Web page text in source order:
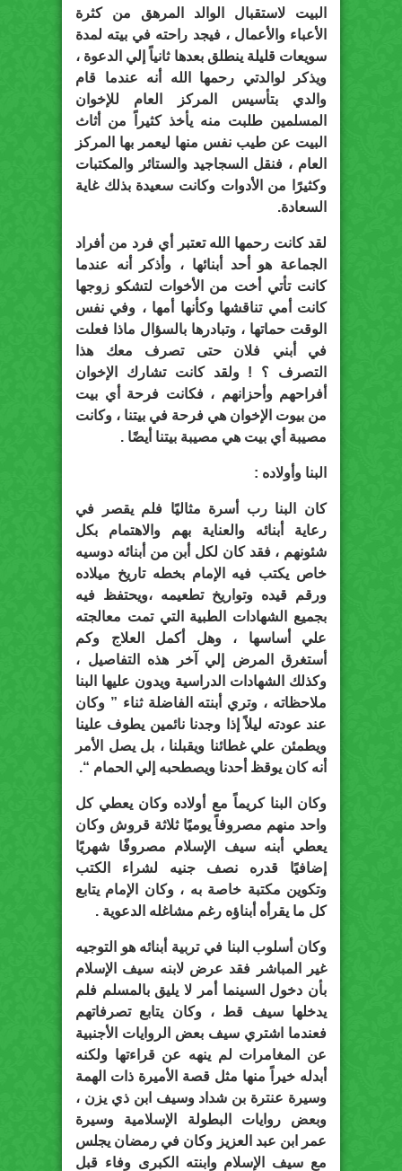
البيت لاستقبال الوالد المرهق من كثرة
الأعباء والأعمال ، فيجد راحته في بيته لمدة
سويعات قليلة ينطلق بعدها ثانياً إلي الدعوة ،
ويذكر لوالدتي رحمها الله أنه عندما قام
والدي بتأسيس المركز العام للإخوان
المسلمين طلبت منه يأخذ كثيراً من أثاث
البيت عن طيب نفس منها ليعمر بها المركز
العام ، فنقل السجاجيد والستائر والمكتبات
وكثيرًا من الأدوات وكانت سعيدة بذلك غاية
السعادة.
لقد كانت رحمها الله تعتبر أي فرد من أفراد
الجماعة هو أحد أبنائها ، وأذكر أنه عندما
كانت تأتي أخت من الأخوات لتشكو زوجها
كانت أمي تناقشها وكأنها أمها ، وفي نفس
الوقت حماتها ، وتبادرها بالسؤال ماذا فعلت
في أبني فلان حتى تصرف معك هذا
التصرف ؟ ! ولقد كانت تشارك الإخوان
أفراحهم وأحزانهم ، فكانت فرحة أي بيت
من بيوت الإخوان هي فرحة في بيتنا ، وكانت
مصيبة أي بيت هي مصيبة بيتنا أيضًا .
البنا وأولاده :
كان البنا رب أسرة مثاليًا فلم يقصر في
رعاية أبنائه والعناية بهم والاهتمام بكل
شئونهم ، فقد كان لكل أبن من أبنائه دوسيه
خاص يكتب فيه الإمام بخطه تاريخ ميلاده
ورقم قيده وتواريخ تطعيمه ،ويحتفظ فيه
بجميع الشهادات الطبية التي تمت معالجته
علي أساسها ، وهل أكمل العلاج وكم
أستغرق المرض إلي آخر هذه التفاصيل ،
وكذلك الشهادات الدراسية ويدون عليها البنا
ملاحظاته ، وتري أبنته الفاضلة ثناء ” وكان
عند عودته ليلاً إذا وجدنا نائمين يطوف علينا
ويطمئن علي غطائنا ويقبلنا ، بل يصل الأمر
أنه كان يوقظ أحدنا ويصطحبه إلي الحمام “.
وكان البنا كريماً مع أولاده وكان يعطي كل
واحد منهم مصروفاً يوميًا ثلاثة قروش وكان
يعطي أبنه سيف الإسلام مصروفًا شهريًا
إضافيًا قدره نصف جنيه لشراء الكتب
وتكوين مكتبة خاصة به ، وكان الإمام يتابع
كل ما يقرأه أبناؤه رغم مشاغله الدعوية .
وكان أسلوب البنا في تربية أبنائه هو التوجيه
غير المباشر فقد عرض لابنه سيف الإسلام
بأن دخول السينما أمر لا يليق بالمسلم فلم
يدخلها سيف قط ، وكان يتابع تصرفاتهم
فعندما اشتري سيف بعض الروايات الأجنبية
عن المغامرات لم ينهه عن قراءتها ولكنه
أبدله خيراً منها مثل قصة الأميرة ذات الهمة
وسيرة عنترة بن شداد وسيف ابن ذي يزن ،
وبعض روايات البطولة الإسلامية وسيرة
عمر ابن عبد العزيز وكان في رمضان يجلس
مع سيف الإسلام وابنته الكبرى وفاء قبل